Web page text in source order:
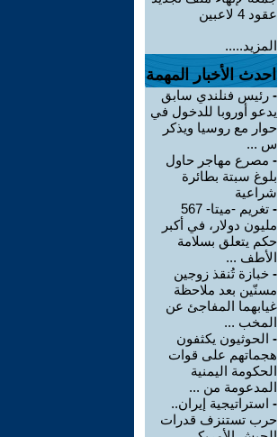
عقود 4 لاعبين
المزيد.....
احدث الأخبار المهمة
- رئيس فنلندي سابق
يدعو أوروبا للدخول في
حوار مع روسيا ويذكر
س ...
- مصرع مهاجر حاول
بلوغ سبتة بطائرة
شراعية
-
تغريم -ميتا- 567
مليون دولار، في أكبر
حكم يتعلق بسلامة
الأطف ...
- خبازة تُنقذ زوجين
مسنّين بعد ملاحظة
غيابهما المفاجئ عن
المخب ...
- الحوثيون يكثفون
هجماتهم على قوات
الحكومة اليمنية
المدعومة من ...
- استراتيجية إيران..
حرب تستنزف قدرات